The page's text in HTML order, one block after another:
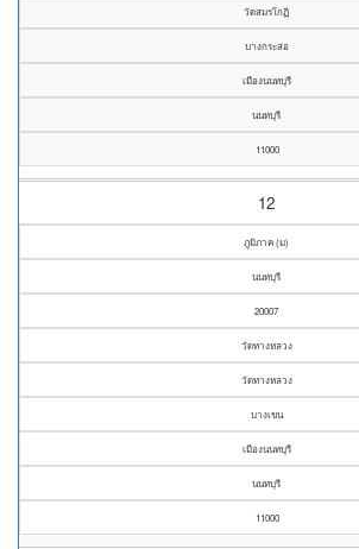
วัดสมรโกฏิ
บางกระสอ
เมืองนนทบุรี
นนทบุรี
11000
12
ภูมิภาค (ม)
นนทบุรี
20007
วัดทางหลวง
วัดทางหลวง
บางเขน
เมืองนนทบุรี
นนทบุรี
11000